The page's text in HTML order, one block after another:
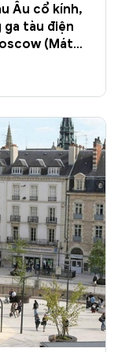
Âu cổ kính,
ga tàu điện
(Mát
thể bỏ lỡ
mùa hè
đến với